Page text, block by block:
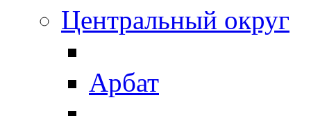
Центральный округ
Арбат